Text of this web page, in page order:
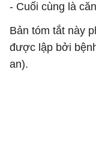
- Cuối cùng là
Bản tóm tắt này
được lập bởi
an).